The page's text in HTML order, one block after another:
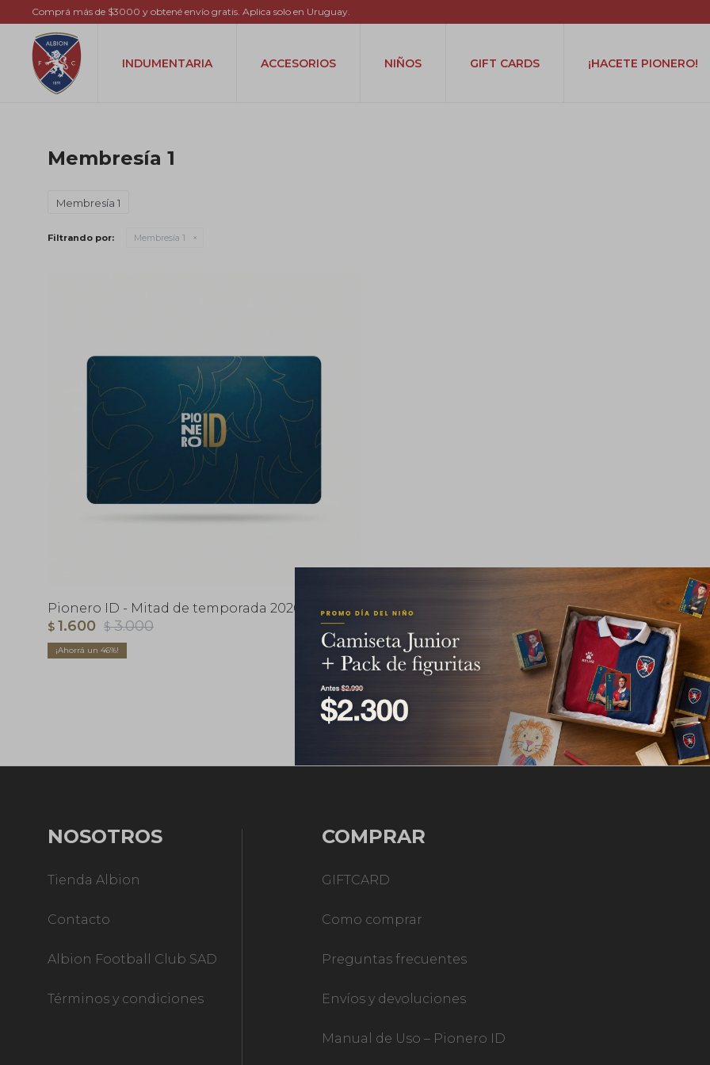
INDUMENTARIA ACCESORIOS NIÑOS GIFT CARDS ¡HACETE PIONERO!
Comprá más de $3000 y obtené envío gratis. Aplica solo en Uruguay.
Membresía 1
Membresía 1
Filtrando por: Membresía 1
Pionero ID - Mitad de temporada 2026
$ 1.600 $ 3.000
46
NOSOTROS
Tienda Albion
Contacto
Albion Football Club SAD
Términos y condiciones
COMPRAR
GIFTCARD
Como comprar
Preguntas frecuentes
Envíos y devoluciones
Manual de Uso – Pionero ID